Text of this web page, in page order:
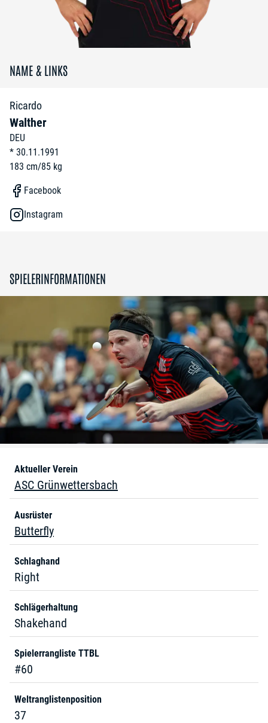
NAME & LINKS
Ricardo
Walther
DEU
* 30.11.1991
183 cm/85 kg
Facebook
Instagram
SPIELERINFORMATIONEN
Aktueller Verein
ASC Grünwettersbach
Ausrüster
Butterfly
Schlaghand
Right
Schlägerhaltung
Shakehand
Spielerrangliste TTBL
#60
Weltranglistenposition
37